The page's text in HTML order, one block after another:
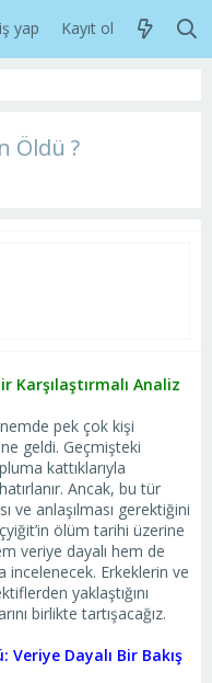
yap Kayıt ol
Öldü ?
Karşılaştırmalı Analiz
pek çok kişi
geldi. Geçmişteki
kattıklarıyla
Ancak, bu tür
ve anlaşılması gerektiğini
ölüm tarihi üzerine
veriye dayalı hem de
incelenecek. Erkeklerin ve
yaklaştığını
birlikte tartışacağız.
Veriye Dayalı Bir Bakış